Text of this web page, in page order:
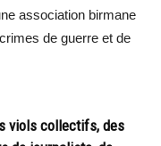
association birmane
de guerre et de
viols collectifs, des